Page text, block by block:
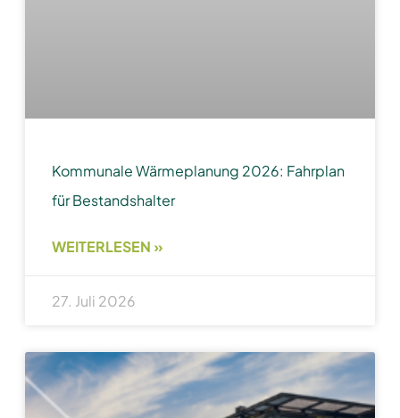
Kommunale Wärmeplanung 2026: Fahrplan
für Bestandshalter
WEITERLESEN »
27. Juli 2026